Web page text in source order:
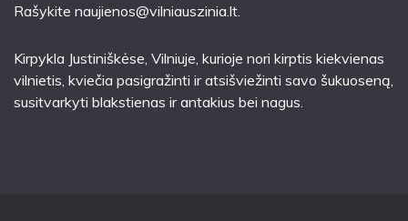
Rašykite naujienos@vilniauszinia.lt
Kirpykla Justiniškėse, Vilniuje, kurioje nori kirptis kiekvienas
vilnietis, kviečia pasigražinti ir atsišviežinti savo šukuoseną,
susitvarkyti blakstienas ir antakius bei nagus.